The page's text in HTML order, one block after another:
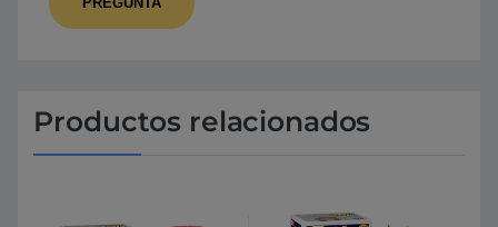
Productos relacionados